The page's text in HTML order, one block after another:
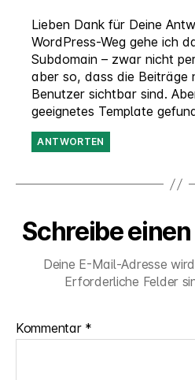
Lieben Dank für Deine
WordPress-Weg gehe ich
Subdomain – zwar nicht
aber so, dass die Beiträge
Benutzer sichtbar sind.
geeignetes Template
ANTWORTEN
Schreibe
Deine E-Mail-Adresse
Erforderliche Felder
Kommentar *